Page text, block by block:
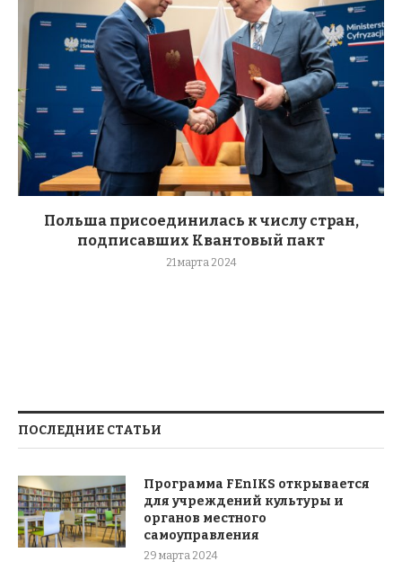
Польша присоединилась к числу стран,
подписавших Квантовый пакт
21 марта 2024
ПОСЛЕДНИЕ СТАТЬИ
Программа FEnIKS открывается
для учреждений культуры и
органов местного
самоуправления
29 марта 2024